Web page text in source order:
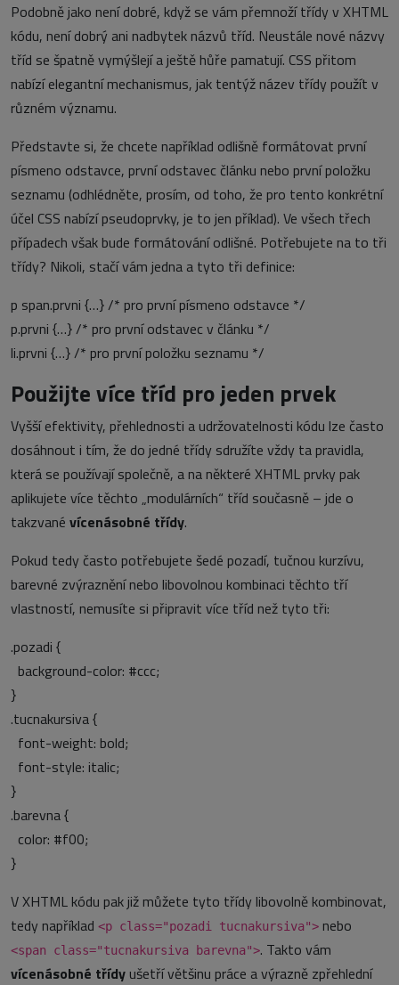
Podobně jako není dobré, když se vám přemnoží třídy v XHTML
kódu, není dobrý ani nadbytek názvů tříd. Neustále nové názvy
tříd se špatně vymýšlejí a ještě hůře pamatují. CSS přitom
nabízí elegantní mechanismus, jak tentýž název třídy použít v
různém významu.
Představte si, že chcete například odlišně formátovat první
písmeno odstavce, první odstavec článku nebo první položku
seznamu (odhlédněte, prosím, od toho, že pro tento konkrétní
účel CSS nabízí pseudoprvky, je to jen příklad). Ve všech třech
případech však bude formátování odlišné. Potřebujete na to tři
třídy? Nikoli, stačí vám jedna a tyto tři definice:
p span.prvni {…} /* pro první písmeno odstavce */
p.prvni {…} /* pro první odstavec v článku */
li.prvni {…} /* pro první položku seznamu */
Použijte více tříd pro jeden prvek
Vyšší efektivity, přehlednosti a udržovatelnosti kódu lze často
dosáhnout i tím, že do jedné třídy sdružíte vždy ta pravidla,
která se používají společně, a na některé XHTML prvky pak
aplikujete více těchto „modulárních“ tříd současně – jde o
takzvané vícenásobné třídy.
Pokud tedy často potřebujete šedé pozadí, tučnou kurzívu,
barevné zvýraznění nebo libovolnou kombinaci těchto tří
vlastností, nemusíte si připravit více tříd než tyto tři:
.pozadi {
background-color: #ccc;
}
.tucnakursiva {
font-weight: bold;
font-style: italic;
}
.barevna {
color: #f00;
}
V XHTML kódu pak již můžete tyto třídy libovolně kombinovat,
tedy například <p class="pozadi tucnakursiva"> nebo
<span class="tucnakursiva barevna">. Takto vám
vícenásobné třídy ušetří většinu práce a výrazně zpřehlední